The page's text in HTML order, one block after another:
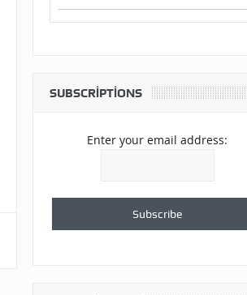
SUBSCRIPTIONS
Enter your email address: